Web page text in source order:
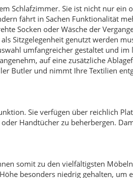
Schlafzimmer. Sie ist nicht nur ein
fährt in Sachen Funktionalität
Socken oder Wäsche der
Sitzgelegenheit genutzt werden
umfangreicher gestaltet und
auf eine zusätzliche
Butler und nimmt Ihre Textilien
Sie verfügen über reichlich
Handtücher zu beherbergen.
somit zu den vielfältigsten
besonders niedrig gehalten, um
*